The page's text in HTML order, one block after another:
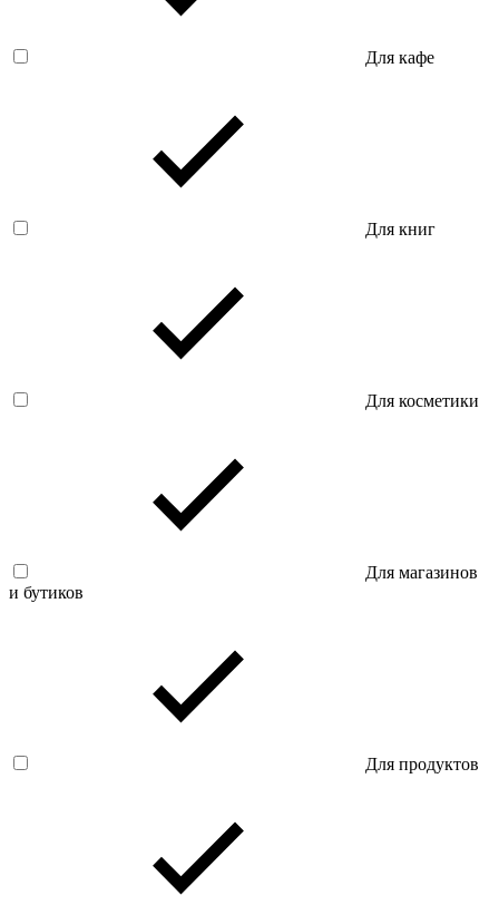
Для кафе
Для книг
Для косметики
Для магазинов
и бутиков
Для продуктов